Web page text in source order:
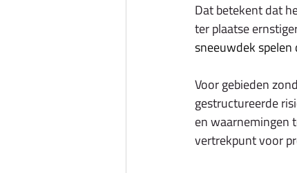
Dat betekent dat
ter plaatse
sneeuwdek spelen
Voor gebieden
gestructureerde
en waarnemingen
vertrekpunt voor